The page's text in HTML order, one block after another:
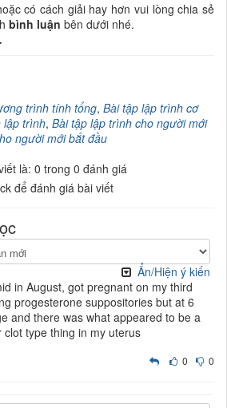
có cách giải hay hơn vui lòng chia sẻ
bình luận bên dưới nhé.
trình tính tổng, Bài tập lập trình cơ
lập trình, Bài tập lập trình cho người mới
người mới bắt đầu
là: 0 trong 0 đánh giá
để đánh giá bài viết
Ẩn/Hiện ý kiến
in August, got pregnant on my third
progesterone suppositories but at 6
and there was what appeared to be a
type thing in my uterus
0 0